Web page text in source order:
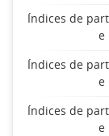
Índices de
e
Índices de
e
Índices de
e